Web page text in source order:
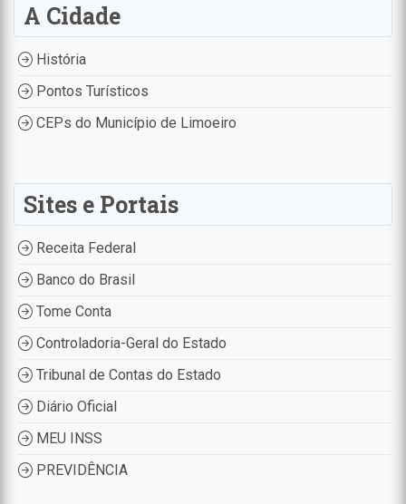
A Cidade
História
Pontos Turísticos
CEPs do Município de Limoeiro
Sites e Portais
Receita Federal
Banco do Brasil
Tome Conta
Controladoria-Geral do Estado
Tribunal de Contas do Estado
Diário Oficial
MEU INSS
PREVIDÊNCIA